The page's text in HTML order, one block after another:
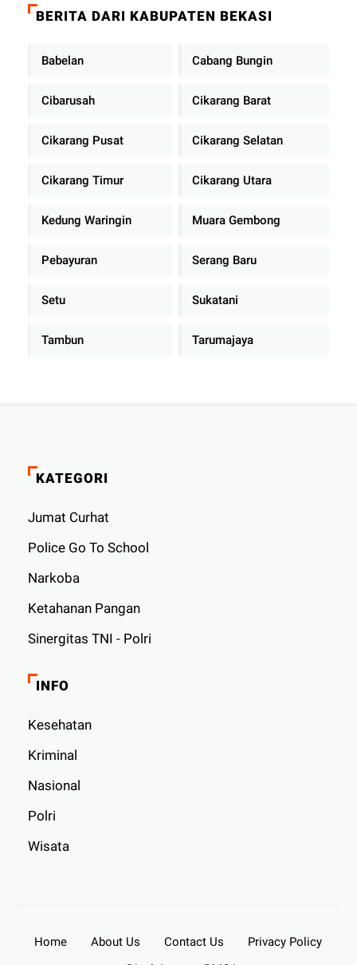
BERITA DARI KABUPATEN BEKASI
Babelan Cabang Bungin
Cibarusah Cikarang Barat
Cikarang Pusat Cikarang Selatan
Cikarang Timur Cikarang Utara
Kedung Waringin Muara Gembong
Pebayuran Serang Baru
Setu Sukatani
Tambun Tarumajaya
KATEGORI
Jumat Curhat
Police Go To School
Narkoba
Ketahanan Pangan
Sinergitas TNI - Polri
INFO
Kesehatan
Kriminal
Nasional
Polri
Wisata
Home About Us Contact Us
Privacy Policy